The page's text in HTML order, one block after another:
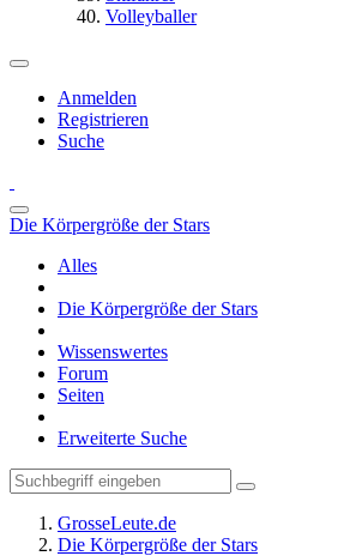
Volleyballer
Anmelden
Registrieren
Suche
Die Körpergröße der Stars
Alles
Die Körpergröße der Stars
Wissenswertes
Forum
Seiten
Erweiterte Suche
GrosseLeute.de
Die Körpergröße der Stars